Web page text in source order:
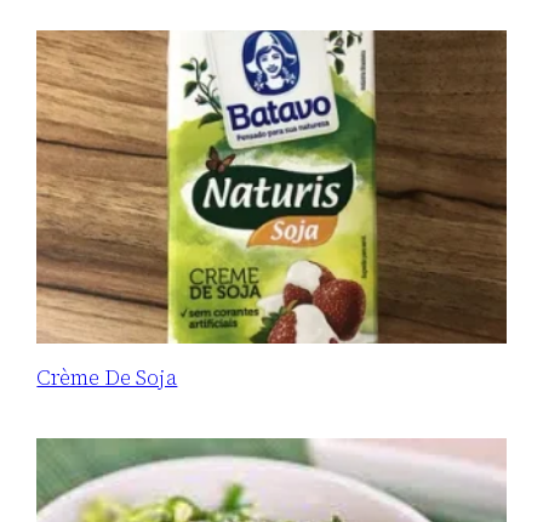
Crème De Soja